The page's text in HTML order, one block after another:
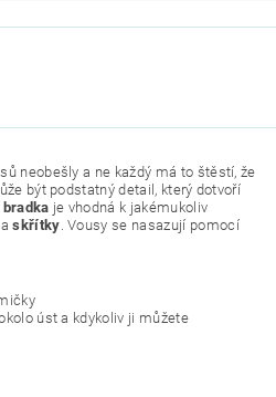
neobešly a ne každý má to štěstí, že
být podstatný detail, který dotvoří
bradka je vhodná k jakémukoliv
askřítky. Vousy se nasazují pomocí
úst a kdykoliv ji můžete